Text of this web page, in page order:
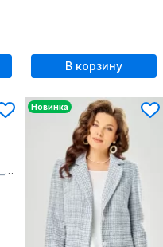
В корзину
Новинка